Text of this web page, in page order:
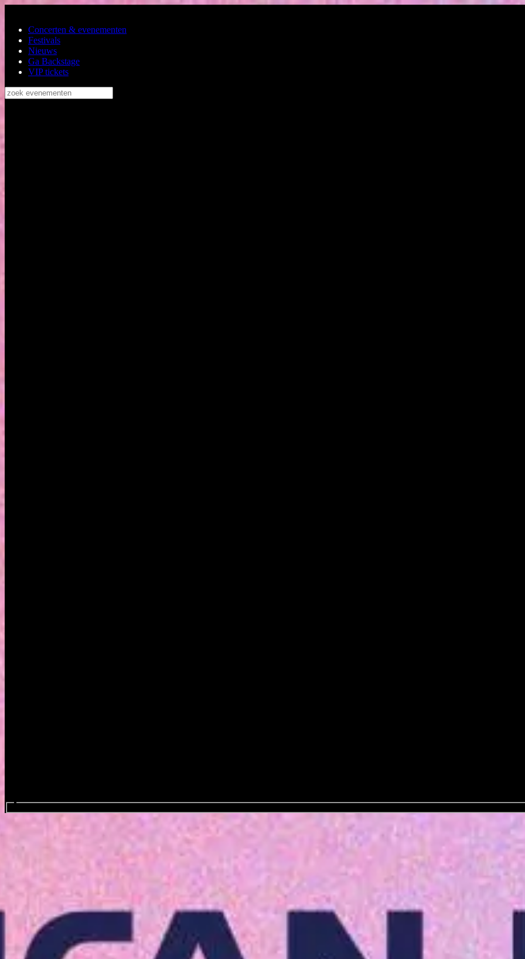
Concerten & evenementen
Festivals
Nieuws
Ga Backstage
VIP tickets
zoek evenementen
BST Hyde Park
Evenementen
Op dit moment hebben we geen evenementen in